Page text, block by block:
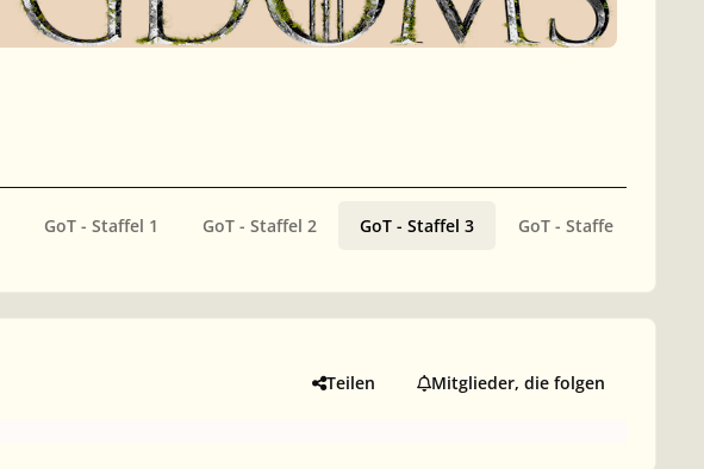
GoT - Staffel 1 GoT - Staffel 2 GoT - Staffel 3 GoT - Staffel 4
Teilen Mitglieder, die folgen